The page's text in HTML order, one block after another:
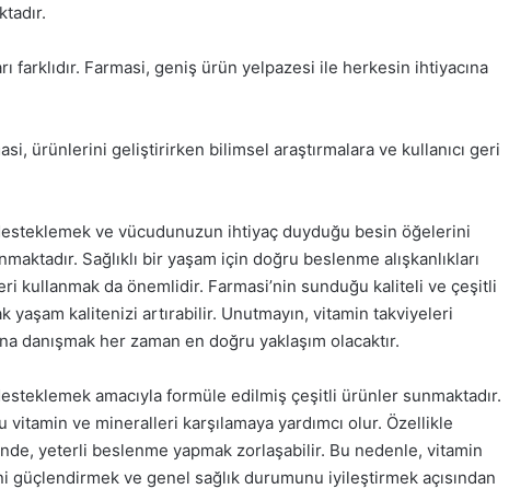
Farmasi, geniş ürün yelpazesi ile herkesin ihtiyacına
ürünlerini geliştirirken bilimsel araştırmalara ve kullanıcı geri
desteklemek ve vücudunuzun ihtiyaç duyduğu besin öğelerini
Sağlıklı bir yaşam için doğru beslenme alışkanlıkları
kullanmak da önemlidir. Farmasi’nin sunduğu kaliteli ve çeşitli
yaşam kalitenizi artırabilir. Unutmayın, vitamin takviyeleri
danışmak her zaman en doğru yaklaşım olacaktır.
amacıyla formüle edilmiş çeşitli ürünler sunmaktadır.
ve mineralleri karşılamaya yardımcı olur. Özellikle
yeterli beslenme yapmak zorlaşabilir. Bu nedenle, vitamin
güçlendirmek ve genel sağlık durumunu iyileştirmek açısından